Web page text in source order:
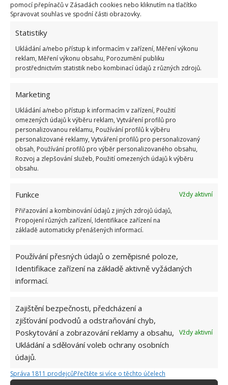
pomocí přepínačů v Zásadách cookies nebo kliknutím na tlačítko
Spravovat souhlas ve spodní části obrazovky.
Statistiky
Ukládání a/nebo přístup k informacím v zařízení, Měření výkonu
reklam, Měření výkonu obsahu, Porozumění publiku
prostřednictvím statistik nebo kombinací údajů z různých zdrojů.
Marketing
Ukládání a/nebo přístup k informacím v zařízení, Použití
omezených údajů k výběru reklam, Vytváření profilů pro
personalizovanou reklamu, Používání profilů k výběru
personalizované reklamy, Vytváření profilů pro personalizovaný
obsah, Používání profilů pro výběr personalizovaného obsahu,
Rozvoj a zlepšování služeb, Použití omezených údajů k výběru
obsahu.
Funkce
Vždy aktivní
Přiřazování a kombinování údajů z jiných zdrojů údajů,
Propojení různých zařízení, Identifikace zařízení na
základě automaticky přenášených informací.
Používání přesných údajů o zeměpisné poloze,
Identifikace zařízení na základě aktivně vyžádaných
informací.
Zajištění bezpečnosti, předcházení a
zjišťování podvodů a odstraňování chyb,
Poskytování a zobrazování reklamy a obsahu,
Ukládání a sdělování voleb ochrany osobních
údajů.
Vždy aktivní
Správa 1811 prodejcůPřečtěte si více o těchto účelech
Pomůže vám buď odborník nebo se můžete pustit do
díla sami, pokud si troufáte. Zapotřebí je technologická
šachta, kde se solonizační jednotka upevňuje. Výrobce
uvádí pokyny krok za krokem.
vašeho bazénu. Je dobré vědět, že se nejedná o příliš
levnou záležitost. Nicméně z dlouhodobého hlediska se
rozhodně vyplatí, jelikož už nebudete muset řešit nákup
chemie do bazénu. Mimo to nebudete muset řešit téměř
vůbec desinfekci, protože solonizátor funguje neustále.
BAZÉN SŮL VODA